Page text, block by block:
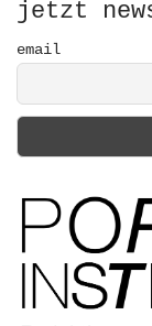
r
:
jetzt
email